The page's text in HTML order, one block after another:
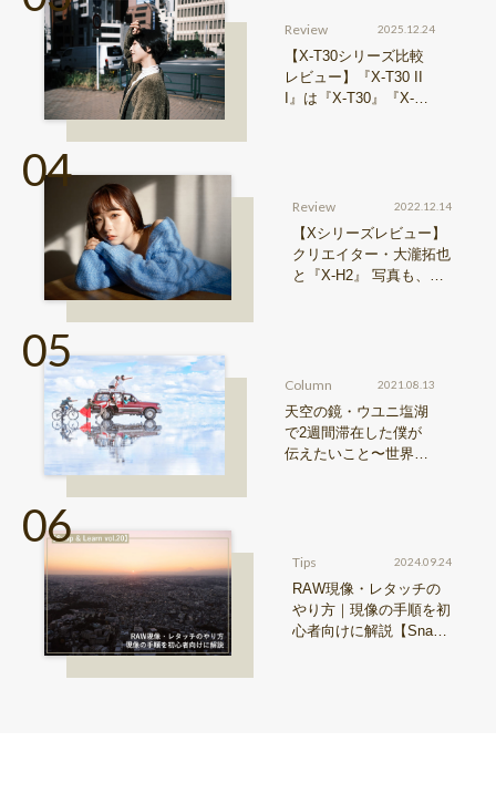
Review 2025.12.24
【X-T30シリーズ比較
レビュー】『X-T30 II
I』は『X-T30』『X-T3
Review 2022.12.14
【Xシリーズレビュー】
クリエイター・大瀧拓也
と『X-H2』 写真も、動
Column 2021.08.13
天空の鏡・ウユニ塩湖
で2週間滞在した僕が
伝えたいこと〜世界の
Tips 2024.09.24
RAW現像・レタッチの
やり方｜現像の手順を初
心者向けに解説【Snap